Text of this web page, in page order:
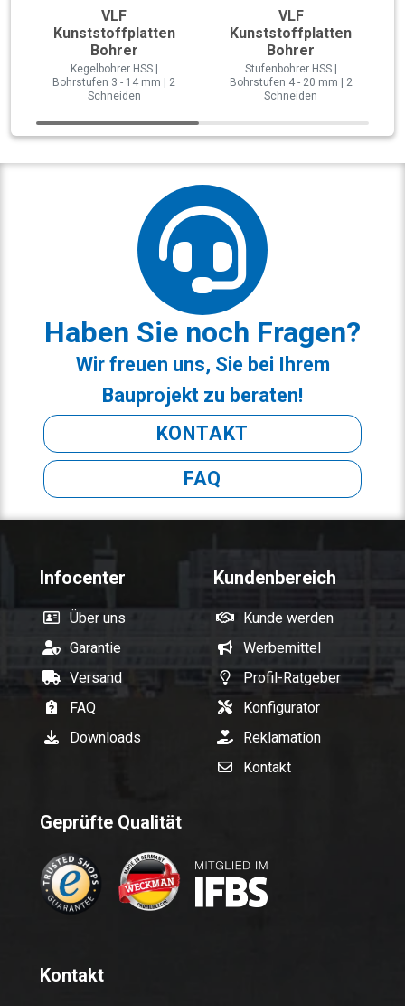
VLF
Kunststoffplatten
Bohrer
Kegelbohrer HSS |
Bohrstufen 3 - 14 mm | 2
Schneiden
VLF
Kunststoffplatten
Bohrer
Stufenbohrer HSS |
Bohrstufen 4 - 20 mm | 2
Schneiden
Haben Sie noch Fragen?
Wir freuen uns, Sie bei Ihrem
Bauprojekt zu beraten!
KONTAKT
FAQ
Infocenter
Über uns
Garantie
Versand
FAQ
Downloads
Kundenbereich
Kunde werden
Werbemittel
Profil-Ratgeber
Konfigurator
Reklamation
Kontakt
Geprüfte Qualität
Kontakt